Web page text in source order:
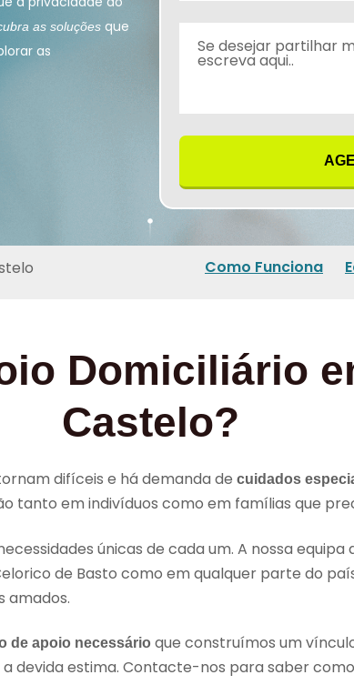
as soluções que
as
Como Funciona
Domiciliário
Castelo?
difíceis e há demanda de cuidados
tanto em indivíduos como em famílias que
únicas de cada um. A nossa equipa
de Basto como em qualquer parte do
amados.
de apoio necessário que construímos um
devida estima. Contacte-nos para saber